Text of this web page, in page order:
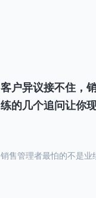
客户异议接不住，
练的几个追问让你
销售管理者最怕的不是业